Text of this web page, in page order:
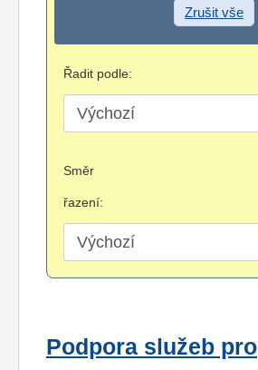
Zrušit vše
Řadit podle:
Směr
řazení:
Podpora služeb pro